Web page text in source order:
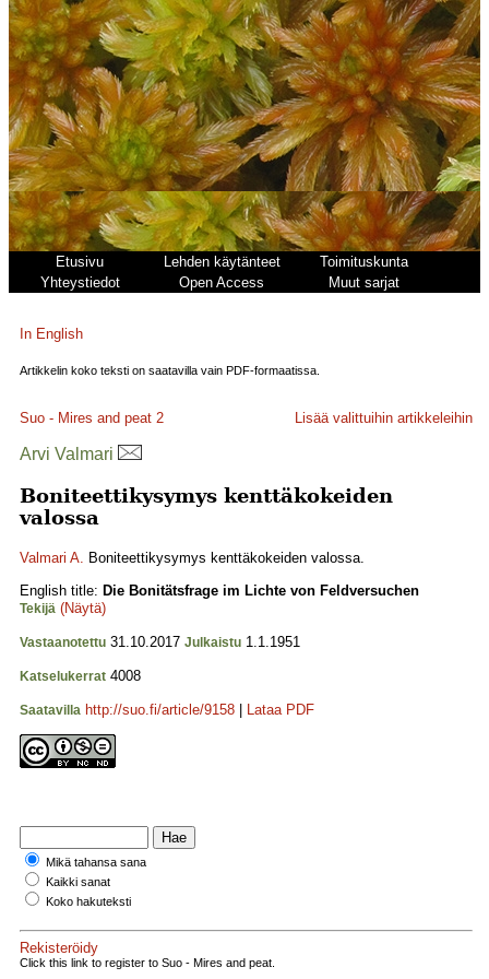
Etusivu Lehden käytänteet
Toimituskunta
Yhteystiedot
Open Access Muut sarjat
In English
Artikkelin koko teksti on saatavilla vain PDF-formaatissa.
Suo - Mires and peat 2 Lisää valittuihin artikkeleihin
Arvi Valmari
Boniteettikysymys kenttäkokeiden
valossa
Valmari A. Boniteettikysymys kenttäkokeiden valossa.
English title: Die Bonitätsfrage im Lichte von Feldversuchen
Tekijä (Näytä)
Vastaanotettu 31.10.2017 Julkaistu 1.1.1951
Katselukerrat 4008
Saatavilla http://suo.fi/article/9158 Lataa PDF
Mikä tahansa sana
Kaikki sanat
Koko hakuteksti
Rekisteröidy
Click this link to register to Suo - Mires and peat.